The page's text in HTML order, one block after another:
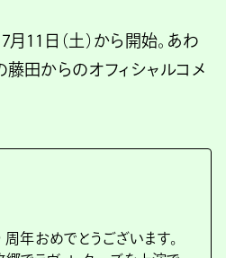
11日（土）から開始。あわ
藤田からのオフィシャルコメ
年おめでとうございます。